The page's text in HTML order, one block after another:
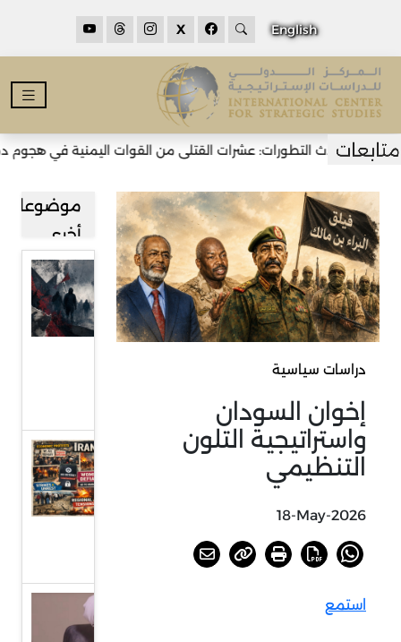
English
X
أحدث التطورات: عشرات القتلى من القوات اليمنية في هجوم دموي
دراسات سياسية
إخوان السودان
واستراتيجية التلون
التنظيمي
18-May-2026
استمع
موضوعات
أخرى
واشنطن
وتدويل
فكرة